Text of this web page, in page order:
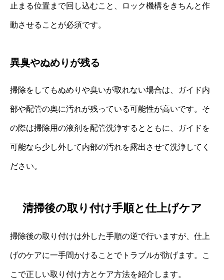
止まる位置まで回し込むこと、ロック機構をきちんと作
動させることが必須です。
異臭やぬめりが残る
掃除をしてもぬめりや臭いが取れない場合は、ガイド内
部や配管の奥に汚れが残っている可能性が高いです。そ
の際は掃除用の液剤を配管洗浄するとともに、ガイドを
可能なら少し外して内部の汚れを露出させて洗浄してく
ださい。
清掃後の取り付け手順と仕上げケア
掃除後の取り付けは外した手順の逆で行いますが、仕上
げのケアに一手間かけることでトラブルが防げます。こ
こで正しい取り付け方とケア方法を紹介します。